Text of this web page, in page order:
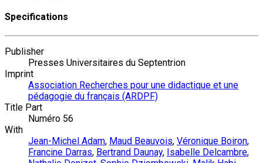
Specifications
Publisher
Presses Universitaires du Septentrion
Imprint
Association Recherches pour une didactique et une
pédagogie du français (ARDPF)
Title Part
Numéro 56
With
Jean-Michel Adam, Maud Beauvois, Véronique Boiron,
Francine Darras, Bertrand Daunay, Isabelle Delcambre,